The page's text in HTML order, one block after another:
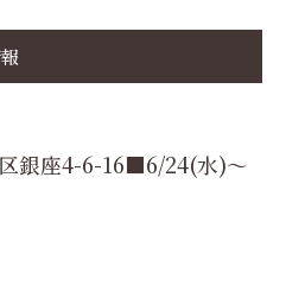
銀座4-6-16■6/24(水)～